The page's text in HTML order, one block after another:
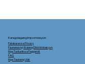
Karagdagang Impormasyon
Patakaran sa Privacy
Paunawa ng Walang Diskriminasyon
Mga Tuntunin sa Paggamit
FAQ
Mga Taunang Ulat